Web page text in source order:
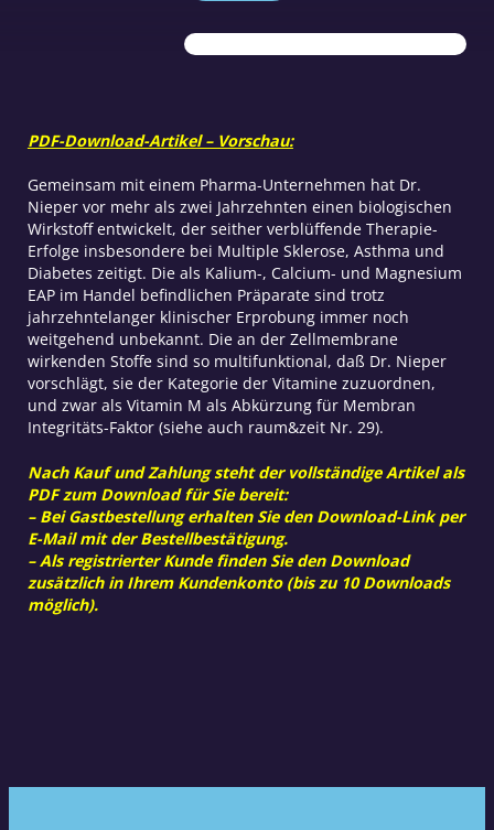
Mi
Menge
PDF-Download-Artikel – Vorschau:
Gemeinsam mit einem Pharma-Unternehmen hat Dr.
Nieper vor mehr als zwei Jahrzehnten einen biologischen
Wirkstoff entwickelt, der seither verblüffende Therapie-
Erfolge insbesondere bei Multiple Sklerose, Asthma und
Diabetes zeitigt. Die als Kalium-, Calcium- und Magnesium
EAP im Handel befindlichen Präparate sind trotz
jahrzehntelanger klinischer Erprobung immer noch
weitgehend unbekannt. Die an der Zellmembrane
wirkenden Stoffe sind so multifunktional, daß Dr. Nieper
vorschlägt, sie der Kategorie der Vitamine zuzuordnen,
und zwar als Vitamin M als Abkürzung für Membran
Integritäts-Faktor (siehe auch raum&zeit Nr. 29).
Nach Kauf und Zahlung steht der vollständige Artikel als
PDF zum Download für Sie bereit:
– Bei Gastbestellung erhalten Sie den Download-Link per
E-Mail mit der Bestellbestätigung.
– Als registrierter Kunde finden Sie den Download
zusätzlich in Ihrem Kundenkonto (bis zu 10 Downloads
möglich).